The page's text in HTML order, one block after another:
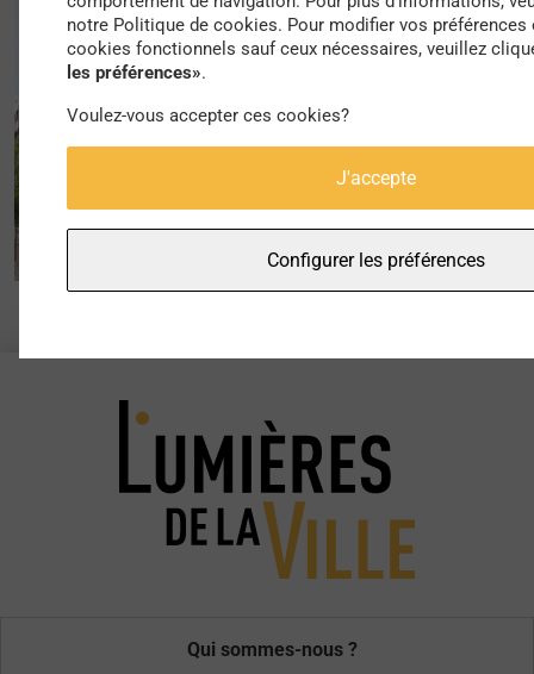
Qui sommes-nous ?
notre Politique de cookies. Pour modifier vos
cookies fonctionnels sauf ceux nécessaires, veuillez
les préférences».
Voulez-vous accepter ces cookies?
J'accepte
Configurer les préférences